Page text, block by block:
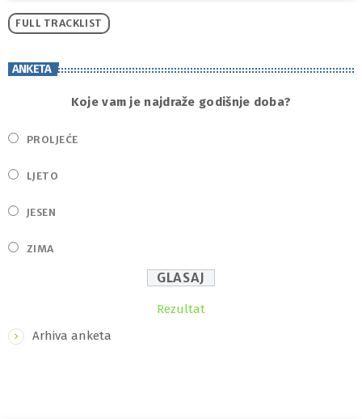
FULL TRACKLIST
ANKETA
Koje vam je najdraže godišnje doba?
PROLJEĆE
LJETO
JESEN
ZIMA
Rezultat
Arhiva anketa